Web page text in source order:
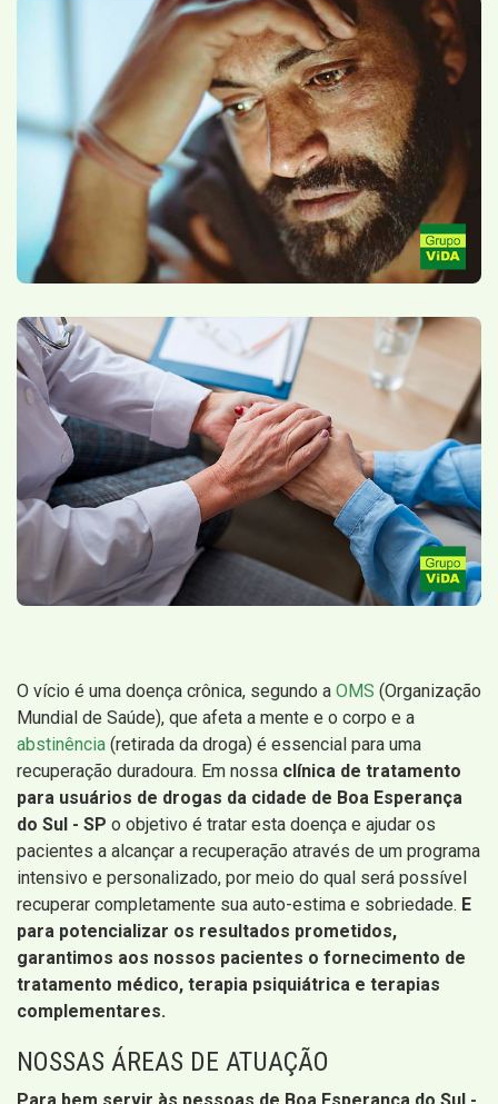
O vício é uma doença crônica, segundo a OMS (Organização
Mundial de Saúde), que afeta a mente e o corpo e a
abstinência (retirada da droga) é essencial para uma
recuperação duradoura. Em nossa clínica de tratamento
para usuários de drogas da cidade de Boa Esperança
do Sul - SP o objetivo é tratar esta doença e ajudar os
pacientes a alcançar a recuperação através de um programa
intensivo e personalizado, por meio do qual será possível
recuperar completamente sua auto-estima e sobriedade. E
para potencializar os resultados prometidos,
garantimos aos nossos pacientes o fornecimento de
tratamento médico, terapia psiquiátrica e terapias
complementares.
NOSSAS ÁREAS DE ATUAÇÃO